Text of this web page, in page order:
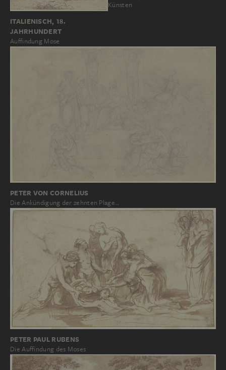
ITALIENISCH, 18.
JAHRHUNDERT
Auffindung Mose
Künsten
PETER VON CORNELIUS
Die Ankündigung der zehnten Plage…
PETER PAUL RUBENS
Die Auffindung des Moses